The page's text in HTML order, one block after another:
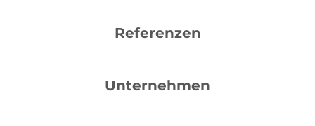
Referenzen
Unternehmen